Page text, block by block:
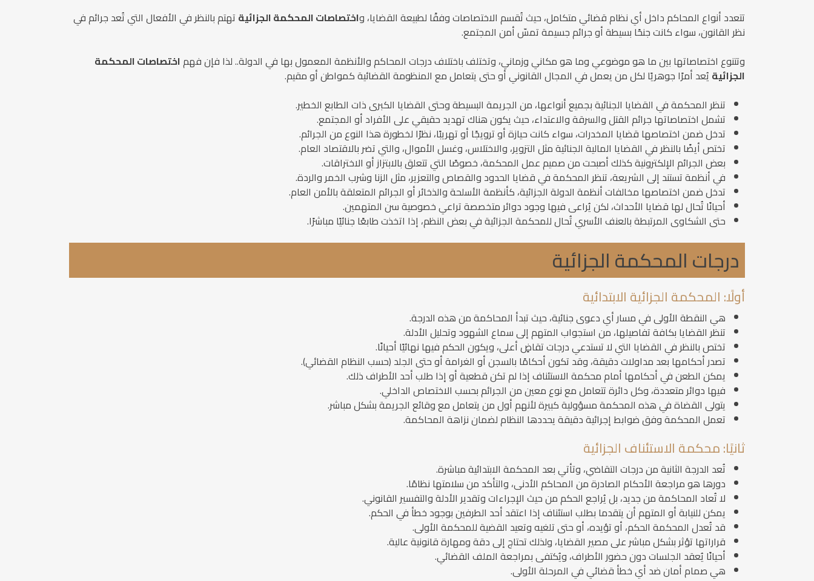
تتعدد أنواع المحاكم داخل أي نظام قضائي متكامل، حيث تُقسم الاختصاصات وفقًا لطبيعة القضايا، واختصاصات المحكمة الجزائية تهتم بالنظر في الأفعال التي تُعد جرائم في
نظر القانون، سواء كانت جنحًا بسيطة أو جرائم جسيمة تمسّ أمن المجتمع.
وتتنوع اختصاصاتها بين ما هو موضوعي وما هو مكاني وزماني، وتختلف باختلاف درجات المحاكم والأنظمة المعمول بها في الدولة.. لذا فإن فهماختصاصات المحكمة
الجزائية يُعد أمرًا جوهريًا لكل من يعمل في المجال القانوني أو حتى يتعامل مع المنظومة القضائية كمواطن أو مقيم.
تنظر المحكمة في القضايا الجنائية بجميع أنواعها، من الجريمة البسيطة وحتى القضايا الكبرى ذات الطابع الخطير.
تشمل اختصاصاتها جرائم القتل والسرقة والاعتداء، حيث يكون هناك تهديد حقيقي على الأفراد أو المجتمع.
تدخل ضمن اختصاصها قضايا المخدرات، سواء كانت حيازة أو ترويجًا أو تهريبًا، نظرًا لخطورة هذا النوع من الجرائم.
تختص أيضًا بالنظر في القضايا المالية الجنائية مثل التزوير، والاختلاس، وغسل الأموال، والتي تضر بالاقتصاد العام.
بعض الجرائم الإلكترونية كذلك أصبحت من صميم عمل المحكمة، خصوصًا التي تتعلق بالابتزاز أو الاختراقات.
في أنظمة تستند إلى الشريعة، تنظر المحكمة في قضايا الحدود والقصاص والتعزير، مثل الزنا وشرب الخمر والردة.
تدخل ضمن اختصاصها مخالفات أنظمة الدولة الجزائية، كأنظمة الأسلحة والذخائر أو الجرائم المتعلقة بالأمن العام.
أحيانًا تُحال لها قضايا الأحداث، لكن يُراعى فيها وجود دوائر متخصصة تراعي خصوصية سن المتهمين.
حتى الشكاوى المرتبطة بالعنف الأسري تُحال للمحكمة الجزائية في بعض النظم، إذا اتخذت طابعًا جنائيًا مباشرًا.
درجات المحكمة الجزائية
أولًا: المحكمة الجزائية الابتدائية
هي النقطة الأولى في مسار أي دعوى جنائية، حيث تبدأ المحاكمة من هذه الدرجة.
تنظر القضايا بكافة تفاصيلها، من استجواب المتهم إلى سماع الشهود وتحليل الأدلة.
تختص بالنظر في القضايا التي لا تستدعي درجات تقاضٍ أعلى، ويكون الحكم فيها نهائيًا أحيانًا.
تصدر أحكامها بعد مداولات دقيقة، وقد تكون أحكامًا بالسجن أو الغرامة أو حتى الجلد (حسب النظام القضائي).
يمكن الطعن في أحكامها أمام محكمة الاستئناف إذا لم تكن قطعية أو إذا طلب أحد الأطراف ذلك.
فيها دوائر متعددة، وكل دائرة تتعامل مع نوع معين من الجرائم بحسب الاختصاص الداخلي.
يتولى القضاة في هذه المحكمة مسؤولية كبيرة لأنهم أول من يتعامل مع وقائع الجريمة بشكل مباشر.
تعمل المحكمة وفق ضوابط إجرائية دقيقة يحددها النظام لضمان نزاهة المحاكمة.
ثانيًا: محكمة الاستئناف الجزائية
تُعد الدرجة الثانية من درجات التقاضي، وتأتي بعد المحكمة الابتدائية مباشرة.
دورها هو مراجعة الأحكام الصادرة من المحاكم الأدنى، والتأكد من سلامتها نظامًا.
لا تُعاد المحاكمة من جديد، بل يُراجع الحكم من حيث الإجراءات وتقدير الأدلة والتفسير القانوني.
يمكن للنيابة أو المتهم أن يتقدما بطلب استئناف إذا اعتقد أحد الطرفين بوجود خطأ في الحكم.
قد تُعدل المحكمة الحكم، أو تؤيده، أو حتى تلغيه وتعيد القضية للمحكمة الأولى.
قراراتها تؤثر بشكل مباشر على مصير القضايا، ولذلك تحتاج إلى دقة ومهارة قانونية عالية.
أحيانًا يُعقد الجلسات دون حضور الأطراف، ويُكتفى بمراجعة الملف القضائي.
هي صمام أمان ضد أي خطأ قضائي في المرحلة الأولى.